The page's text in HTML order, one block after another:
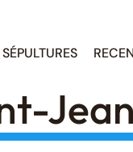
SÉPULTURES